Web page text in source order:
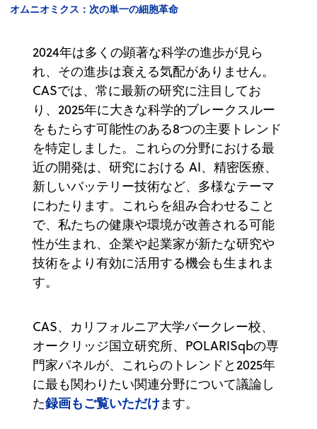
オムニオミクス：次の単一の細胞革命
2024年は多くの顕著な科学の進歩が見ら
れ、その進歩は衰える気配がありません。
CASでは、常に最新の研究に注目してお
り、2025年に大きな科学的ブレークスルー
をもたらす可能性のある8つの主要トレンド
を特定しました。これらの分野における最
近の開発は、研究における AI、精密医療、
新しいバッテリー技術など、多様なテーマ
にわたります。これらを組み合わせること
で、私たちの健康や環境が改善される可能
性が生まれ、企業や起業家が新たな研究や
技術をより有効に活用する機会も生まれま
す。
CAS、カリフォルニア大学バークレー校、
オークリッジ国立研究所、POLARISqbの専
門家パネルが、これらのトレンドと2025年
に最も関わりたい関連分野について議論し
た録画もご覧いただけます。